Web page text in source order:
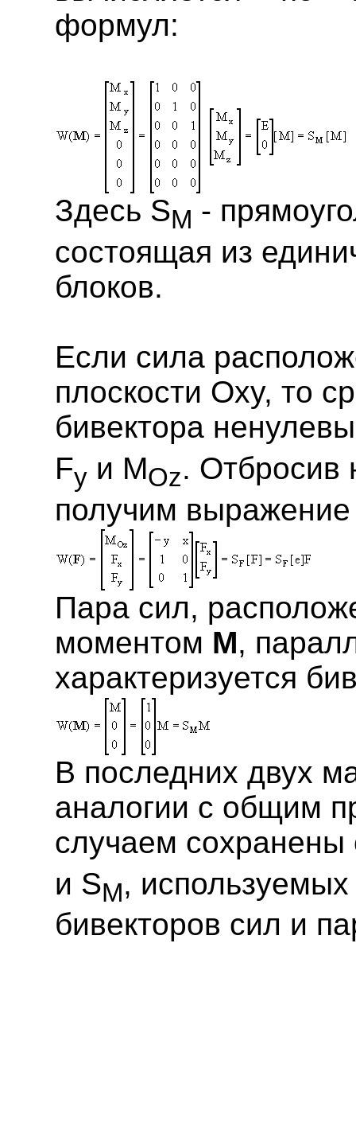
формул:
Здесь SM -
состоящая из
блоков.
Если сила
плоскости Oxy, то
бивектора
Fyи MOz. Отбросив
получим
Парa сил,
моментом M,
характеризуется
В последних двух
аналогии с общим
случаем сохранены
и SM,
бивекторов сил и